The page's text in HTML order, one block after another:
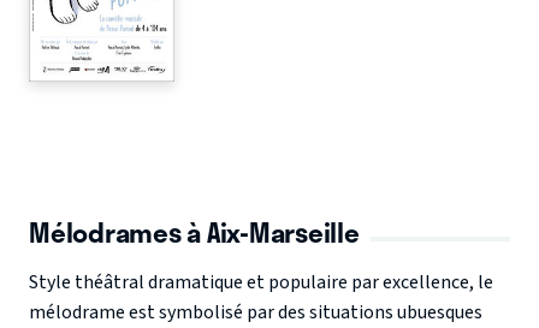
Mélodrames à Aix-Marseille
Style théâtral dramatique et populaire par excellence, le
mélodrame est symbolisé par des situations ubuesques